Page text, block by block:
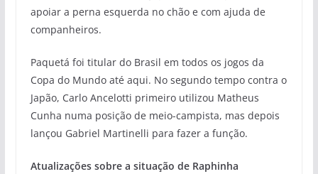
apoiar a perna esquerda no chão e com ajuda de
companheiros.
Paquetá foi titular do Brasil em todos os jogos da
Copa do Mundo até aqui. No segundo tempo contra o
Japão, Carlo Ancelotti primeiro utilizou Matheus
Cunha numa posição de meio-campista, mas depois
lançou Gabriel Martinelli para fazer a função.
Atualizações sobre a situação de Raphinha